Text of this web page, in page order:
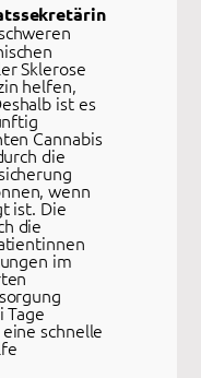
Sklerose
helfen,
ist es
Cannabis
die
wenn
ist. Die
die
im
Tage
schnelle